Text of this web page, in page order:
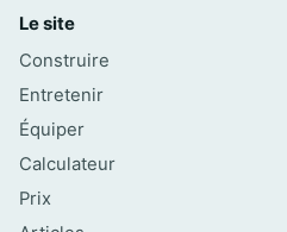
Le site
Construire
Entretenir
Équiper
Calculateur
Prix